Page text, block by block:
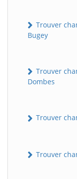
Trouver
Bugey
Trouver
Dombes
Trouver
Trouver